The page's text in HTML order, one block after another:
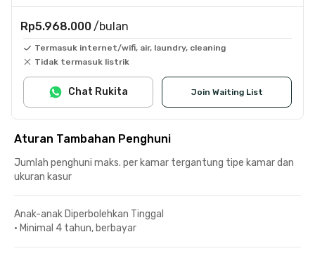
Rp5.968.000 /bulan
Termasuk internet/wifi, air, laundry, cleaning
Tidak termasuk listrik
Join Waiting List
Chat Rukita
Aturan Tambahan Penghuni
Jumlah penghuni maks. per kamar tergantung tipe kamar dan
ukuran kasur
Anak-anak Diperbolehkan Tinggal
• Minimal 4 tahun, berbayar